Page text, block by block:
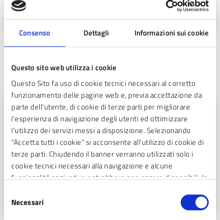
Consenso Dettagli Informazioni sui cookie
Questo sito web utilizza i cookie
Questo Sito fa uso di cookie tecnici necessari al corretto
funzionamento delle pagine web e, previa accettazione da
parte dell'utente, di cookie di terze parti per migliorare
l'esperienza di navigazione degli utenti ed ottimizzare
l'utilizzo dei servizi messi a disposizione. Selezionando
“Accetta tutti i cookie” si acconsente all'utilizzo di cookie di
terze parti. Chiudendo il banner verranno utilizzati solo i
cookie tecnici necessari alla navigazione e alcune
funzionalità aggiuntive potrebbero non essere disponibili. In
che contribuiscono a rendere fruibile il sito web abilitando
funzionalità di base quali la navigazione sulle pagine e
delNecessari
ragioneria.sestosg@pec.actalis.it
Correlati
Servizi
GIUSTIZIA E SICUREZZA PUBBLICA
Denuncia di incidente e richiesta
risarcimento danni
Se hai subito danni da un sinistro avvenuto nel territorio
comunale, in cui si presuppone una responsabilità del